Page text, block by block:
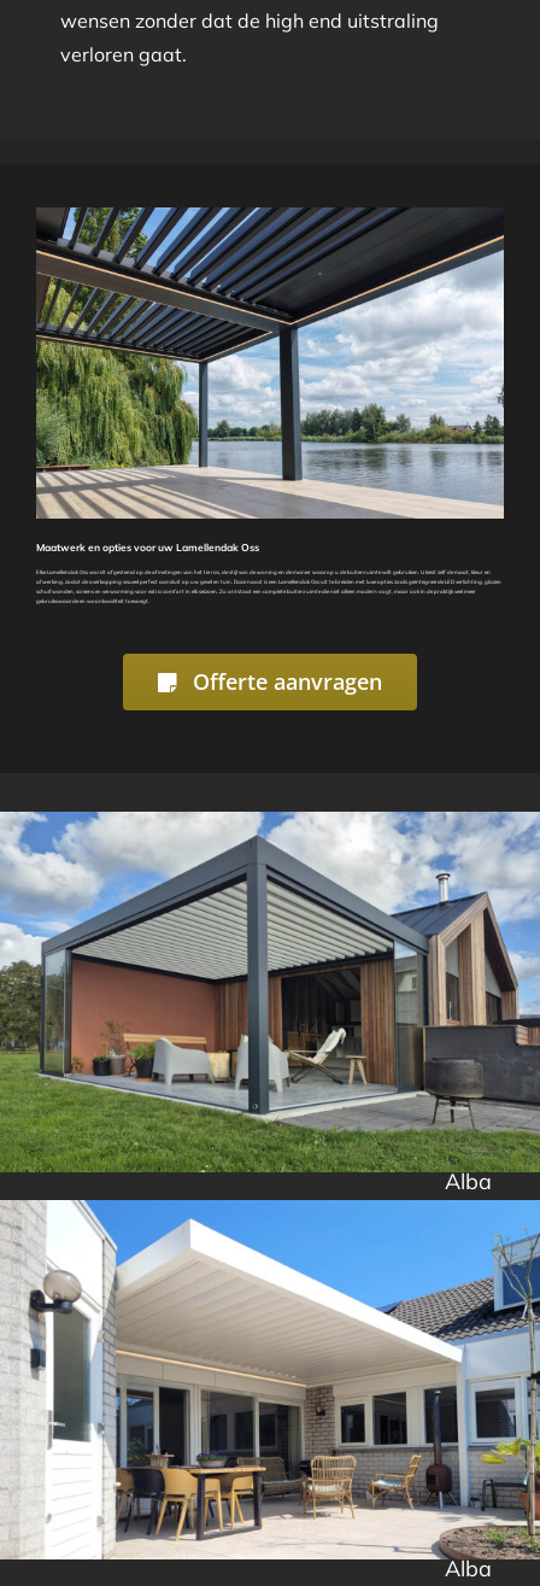
wensen zonder dat de high end uitstraling
verloren gaat.
Maatwerk en opties voor uw Lamellendak Oss
Elke Lamellendak Oss wordt afgestemd op de afmetingen van het terras, de stijl van de woning en de manier waarop u de buitenruimte wilt gebruiken. U kiest zelf de maat, kleur en
afwerking, zodat de overkapping visueel perfect aansluit op uw gevel en tuin. Daarnaast is een Lamellendak Oss uit te breiden met luxe opties zoals geïntegreerde LED verlichting, glazen
schuifwanden, screens en verwarming voor extra comfort in elk seizoen. Zo ontstaat een complete buitenruimte die niet alleen modern oogt, maar ook in de praktijk veel meer
gebruikswaarde en woonkwaliteit toevoegt.
Offerte aanvragen
Alba
Alba